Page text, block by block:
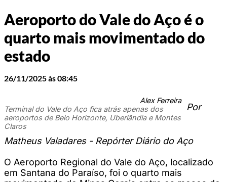
Aeroporto do Vale do Aço é o
quarto mais movimentado do
estado
26/11/2025 às 08:45
Alex Ferreira
Terminal do Vale do Aço fica atrás apenas dos
aeroportos de Belo Horizonte, Uberlândia e Montes
Claros
Por
Matheus Valadares - Repórter Diário do Aço
O Aeroporto Regional do Vale do Aço, localizado
em Santana do Paraíso, foi o quarto mais